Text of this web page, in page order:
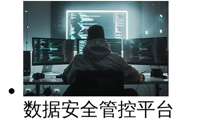
数据安全管控平台